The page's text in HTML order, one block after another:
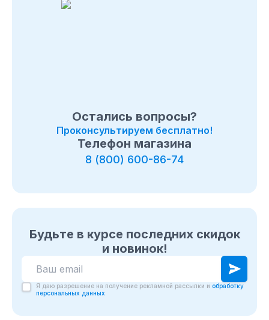
Остались вопросы?
Проконсультируем бесплатно!
Телефон магазина
8 (800) 600-86-74
Будьте в курсе последних скидок
и новинок!
Я даю разрешение на получение рекламной рассылки и обработку
персональных данных